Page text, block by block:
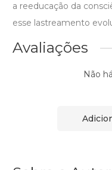
a reeducação da
esse lastreamento
Avaliações
Não